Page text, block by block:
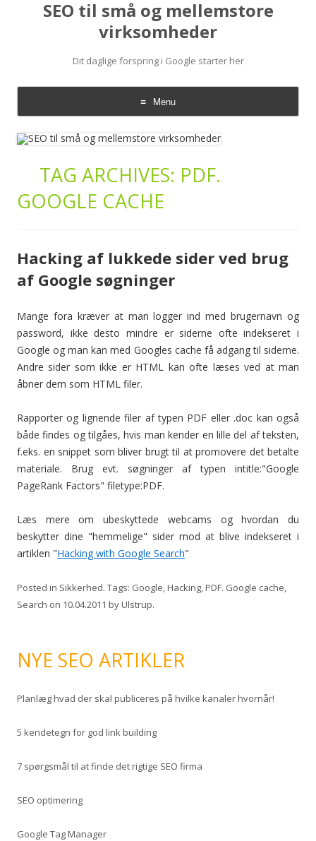
SEO til små og mellemstore
virksomheder
Dit daglige forspring i Google starter her
Menu
Skip
to
content
TAG ARCHIVES: PDF.
GOOGLE CACHE
Hacking af lukkede sider ved brug
af Google søgninger
Mange fora kræver at man logger ind med brugernavn og
password, ikke desto mindre er siderne ofte indekseret i
Google og man kan med Googles cache få adgang til siderne.
Andre sider som ikke er HTML kan ofte læses ved at man
åbner dem som HTML filer.
Rapporter og lignende filer af typen PDF eller .doc kan også
både findes og tilgåes, hvis man kender en lille del af teksten,
f.eks. en snippet som bliver brugt til at promovere det betalte
materiale. Brug evt. søgninger af typen intitle:"Google
PageRank Factors" filetype:PDF.
Læs mere om ubeskyttede webcams og hvordan du
beskytter dine "hemmelige" sider mod at blive indekseret i
artiklen "Hacking with Google Search"
Posted in Sikkerhed. Tags: Google,Hacking,PDF. Google cache,
Search on 10.04.2011 byUlstrup.
NYE SEO ARTIKLER
Planlæg hvad der skal publiceres på hvilke kanaler hvornår!
5 kendetegn for god link building
7 spørgsmål til at finde det rigtige SEO firma
SEO optimering
Google Tag Manager